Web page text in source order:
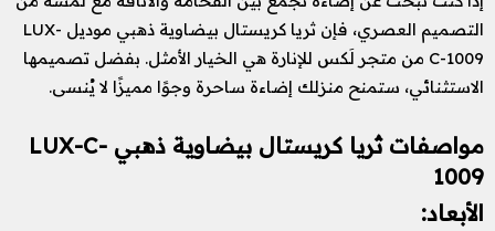
التصميم العصري، فإن ثريا كريستال بيضاوية ذهبي موديل LUX-
C-1009 من متجر لَكس للإنارة هي الخيار الأمثل. بفضل تصميمها
الاستثنائي، ستمنح منزلك إضاءة ساحرة وجوًا مميزًا لا يُنسى.
مواصفات ثريا كريستال بيضاوية ذهبي LUX-C-
1009
الأبعاد: